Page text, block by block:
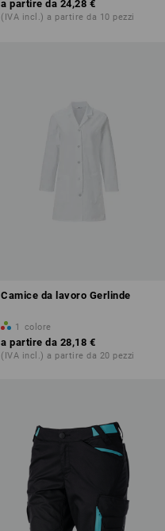
a partire da 24,28 €
(IVA incl.) a partire da 10 pezzi
Camice da lavoro Gerlinde
1 colore
a partire da 28,18 €
(IVA incl.) a partire da 20 pezzi